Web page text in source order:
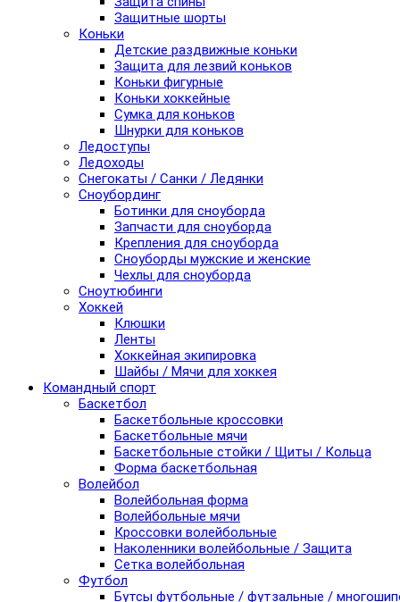
Защитные шорты
Коньки
Детские раздвижные коньки
Защита для лезвий коньков
Коньки фигурные
Коньки хоккейные
Сумка для коньков
Шнурки для коньков
Ледоступы
Ледоходы
Снегокаты / Санки / Ледянки
Сноубординг
Ботинки для сноуборда
Запчасти для сноуборда
Крепления для сноуборда
Сноуборды мужские и женские
Чехлы для сноуборда
Сноутюбинги
Хоккей
Клюшки
Ленты
Хоккейная экипировка
Шайбы / Мячи для хоккея
Командный спорт
Баскетбол
Баскетбольные кроссовки
Баскетбольные мячи
Баскетбольные стойки / Щиты / Кольца
Форма баскетбольная
Волейбол
Волейбольная форма
Волейбольные мячи
Кроссовки волейбольные
Наколенники волейбольные / Защита
Сетка волейбольная
Футбол
Бутсы футбольные / футзальные /